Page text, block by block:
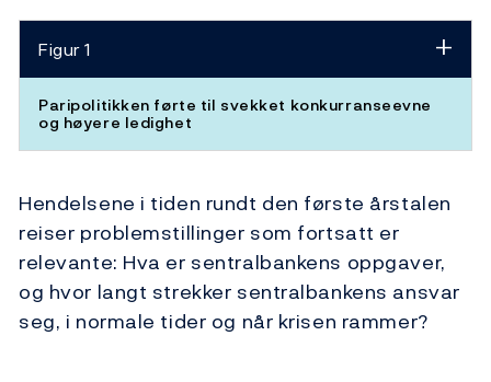
Figur 1
Paripolitikken førte til svekket konkurranseevne
og høyere ledighet
Hendelsene i tiden rundt den første årstalen
reiser problemstillinger som fortsatt er
relevante: Hva er sentralbankens oppgaver,
og hvor langt strekker sentralbankens ansvar
seg, i normale tider og når krisen rammer?